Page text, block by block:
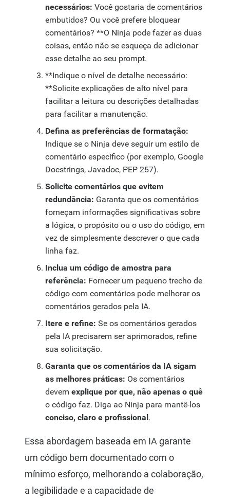
necessários: Você gostaria de comentários
embutidos? Ou você prefere bloquear
comentários? **O Ninja pode fazer as duas
coisas, então não se esqueça de adicionar
esse detalhe ao seu prompt.
**Indique o nível de detalhe necessário:
**Solicite explicações de alto nível para
facilitar a leitura ou descrições detalhadas
para facilitar a manutenção.
Defina as preferências de formatação:
Indique se o Ninja deve seguir um estilo de
comentário específico (por exemplo, Google
Docstrings, Javadoc, PEP 257).
Solicite comentários que evitem
redundância: Garanta que os comentários
forneçam informações significativas sobre
a lógica, o propósito ou o uso do código, em
vez de simplesmente descrever o que cada
linha faz.
Inclua um código de amostra para
referência: Fornecer um pequeno trecho de
código com comentários pode melhorar os
comentários gerados pela IA.
Itere e refine: Se os comentários gerados
pela IA precisarem ser aprimorados, refine
sua solicitação.
Garanta que os comentários da IA sigam
as melhores práticas: Os comentários
devem explique por que, não apenas o quê
o código faz. Diga ao Ninja para mantê-los
conciso, claro e profissional .
Essa abordagem baseada em IA garante
um código bem documentado com o
mínimo esforço, melhorando a colaboração,
a legibilidade e a capacidade de